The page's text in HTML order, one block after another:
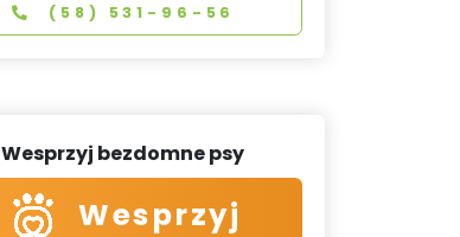
(58) 531-96-56
Wesprzyj bezdomne psy
Wesprzyj